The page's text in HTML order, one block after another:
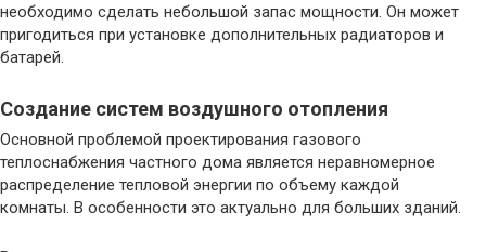
необходимо сделать небольшой запас мощности. Он может
пригодиться при установке дополнительных радиаторов и
батарей.
Создание систем воздушного отопления
Основной проблемой проектирования газового
теплоснабжения частного дома является неравномерное
распределение тепловой энергии по объему каждой
комнаты. В особенности это актуально для больших зданий.